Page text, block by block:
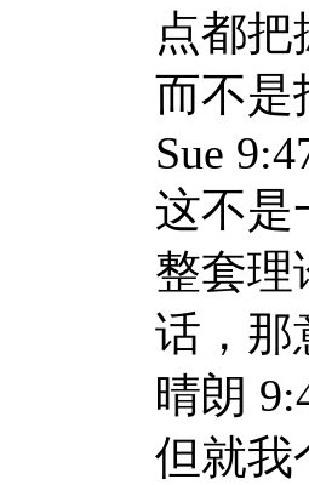
点都把
而不是
Sue
这不是
整套理
话，那
晴朗
但就我